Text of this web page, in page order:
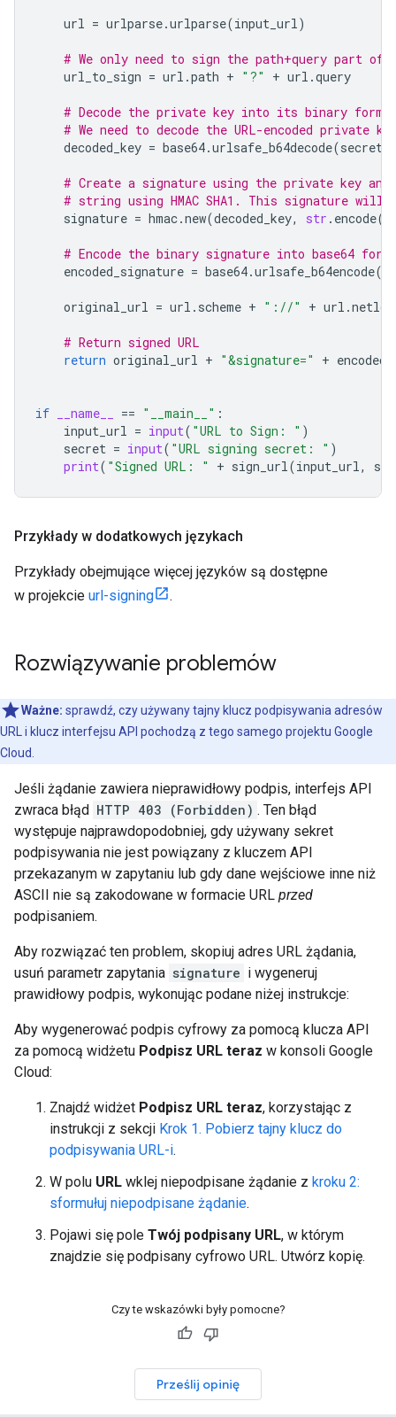
url = urlparse.urlparse(input_url)
# We only need to sign the path+query part of
url_to_sign = url .path + "?" + url .query
# Decode the private key into its binary
# We need to decode the URL-encoded private
decoded_key = base64.urlsafe_b64decode(secret
# Create a signature using the private key and
# string using HMAC SHA1. This signature will
signature = hmac.new(decoded_key, str . encode(
# Encode the binary signature into base64 for
encoded_signature = base64.urlsafe_b64encode(
original_url = url . scheme + "://" + url .netloc
# Return signed URL
return original_url + "&signature=" +
if __name__ == "__main__" :
input_url = input( "URL to Sign: " )
secret = input( "URL signing secret: " )
print( "Signed URL: " + sign_url(input_url,
Przykłady w dodatkowych językach
Przykłady obejmujące więcej języków są dostępne
w projekcie url-signing .
Rozwiązywanie problemów
Ważne: sprawdź, czy używany tajny klucz podpisywania adresów
URL i klucz interfejsu API pochodzą z tego samego projektu Google
Cloud.
Jeśli żądanie zawiera nieprawidłowy podpis, interfejs API
zwraca błąd HTTP 403 (Forbidden) . Ten błąd
występuje najprawdopodobniej, gdy używany sekret
podpisywania nie jest powiązany z kluczem API
przekazanym w zapytaniu lub gdy dane wejściowe inne niż
ASCII nie są zakodowane w formacie URL przed
podpisaniem.
Aby rozwiązać ten problem, skopiuj adres URL żądania,
usuń parametr zapytania signature i wygeneruj
prawidłowy podpis, wykonując podane niżej instrukcje:
Aby wygenerować podpis cyfrowy za pomocą klucza API
za pomocą widżetu Podpisz URL teraz w konsoli Google
Cloud:
Znajdź widżet Podpisz URL teraz, korzystając z
instrukcji z sekcji Krok 1. Pobierz tajny klucz do
podpisywania URL-i.
W polu URL wklej niepodpisane żądanie z kroku 2:
sformułuj niepodpisane żądanie.
Pojawi się pole Twój podpisany URL, w którym
znajdzie się podpisany cyfrowo URL. Utwórz kopię.
Czy te wskazówki były pomocne?
Prześlij opinię